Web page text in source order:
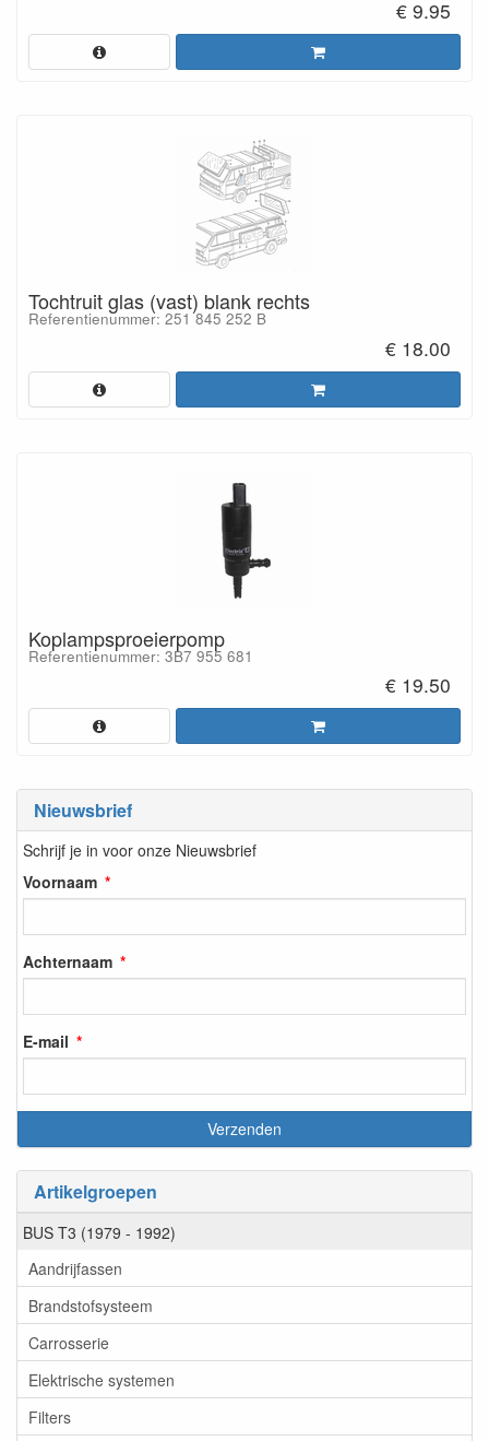
€ 9.95
Tochtruit glas (vast) blank rechts
Referentienummer: 251 845 252 B
€ 18.00
Koplampsproeierpomp
Referentienummer: 3B7 955 681
€ 19.50
Nieuwsbrief
Schrijf je in voor onze Nieuwsbrief
Voornaam
Achternaam
E-mail
Artikelgroepen
BUS T3 (1979 - 1992)
Aandrijfassen
Brandstofsysteem
Carrosserie
Elektrische systemen
Filters